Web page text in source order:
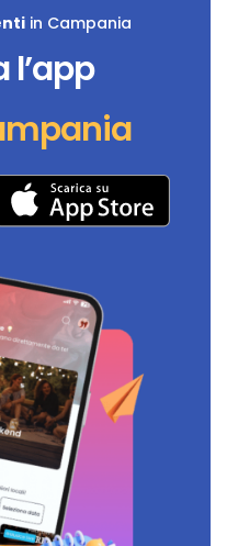
in Campania
l’app